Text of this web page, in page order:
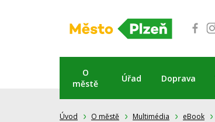
O
městě
Úřad Doprava
Úvod O městě Multimédia eBook